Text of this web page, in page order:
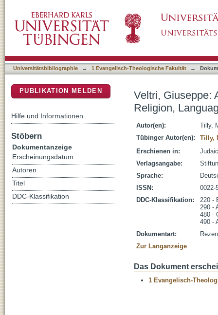
Theory in Ancient Judaism
Universitätsbibliographie → 1 Evangelisch-Theologische Fakultät →
Veltri, Giuseppe:
Religion,
Autor(en):
Tilly,
Tübinger Autor(en):
Tilly,
Erschienen in:
Verlagsangabe:
Sprache:
ISSN:
0022-
DDC-Klassifikation:
220 -
290 -
480 -
490 -
Dokumentart:
Zur Langanzeige
Das Dokument
1 Evangelisch-
PUBLIKATION MELDEN
Hilfe und Informationen
Stöbern
Dokumentanzeige
Erscheinungsdatum
Autoren
Titel
DDC-Klassifikation